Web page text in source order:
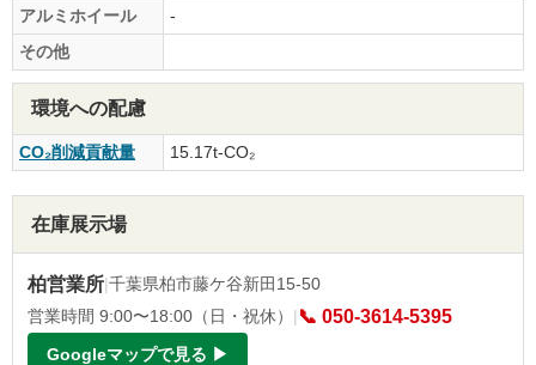
アルミホイール
-
その他
環境への配慮
CO₂削減貢献量 15.17t-CO₂
在庫展示場
柏営業所|千葉県柏市藤ケ谷新田15-50
営業時間 9:00〜18:00（日・祝休） | 📞 050-3614-5395
Googleマップで見る ▶